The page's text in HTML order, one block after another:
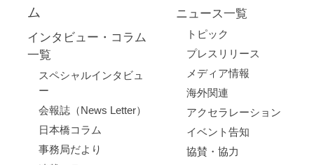
ム
インタビュー・コラム
一覧
スペシャルインタビュ
ー
会報誌（News Letter）
日本橋コラム
事務局だより
ニュース一覧
トピック
プレスリリース
メディア情報
海外関連
アクセラレーション
イベント告知
協賛・協力